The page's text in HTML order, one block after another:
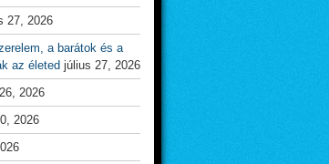
27, 2026
a barátok és a
az életed július 27, 2026
2026
2026